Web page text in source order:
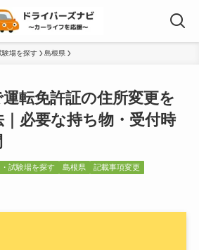
験場を探す 島根県
運転免許証の住所変更を
必要な持ち物・受付時
試験場を探す 島根県 記載事項変更